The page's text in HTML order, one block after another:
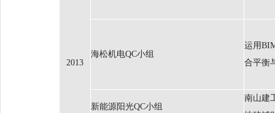
2013
海松机电QC小组
运用
合平衡
新能源阳光QC小组
南山建